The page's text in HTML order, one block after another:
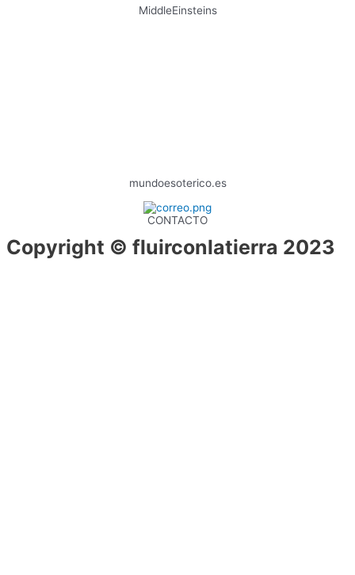
MiddleEinsteins
mundoesoterico.es
CONTACTO
Copyright © fluirconlatierra 2023